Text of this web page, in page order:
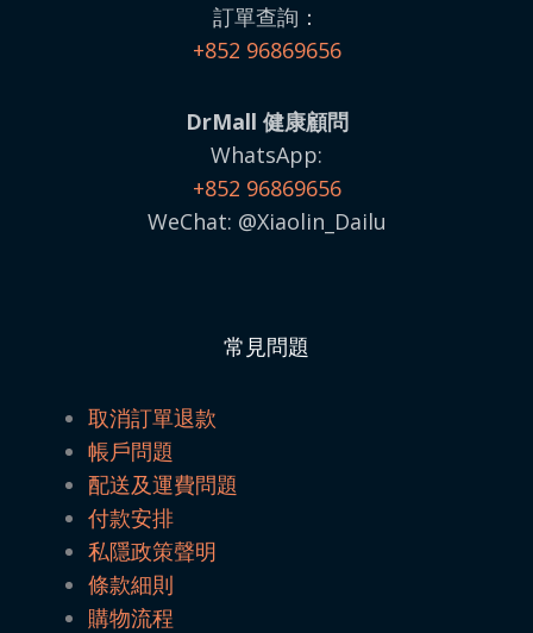
訂單查詢：
+852 96869656
DrMall 健康顧問
WhatsApp:
+852 96869656
WeChat: @Xiaolin_Dailu
常見問題
取消訂單退款
帳戶問題
配送及運費問題
付款安排
私隱政策聲明
條款細則
購物流程